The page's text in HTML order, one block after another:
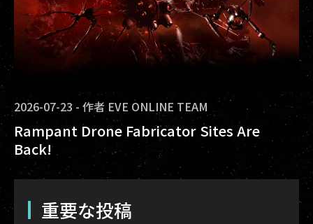
2026-07-23 - 作者 EVE ONLINE TEAM
Rampant Drone Fabricator Sites Are
Back!
重要な投稿